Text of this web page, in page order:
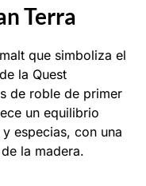
Terra
que simboliza el
la Quest
de roble de primer
un equilibrio
especias, con una
la madera.